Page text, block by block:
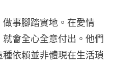
事腳踏實地。在愛情
會全心全意付出。他們
依賴並非體現在生活瑣